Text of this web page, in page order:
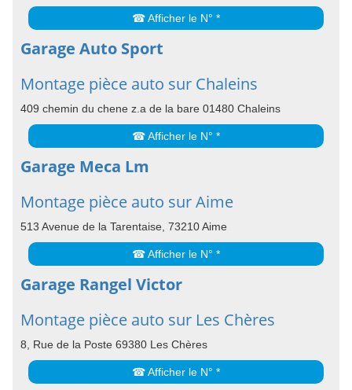
☎ Afficher le N° *
Garage Auto Sport
Montage pièce auto sur Chaleins
409 chemin du chene z.a de la bare 01480 Chaleins
☎ Afficher le N° *
Garage Meca Lm
Montage pièce auto sur Aime
513 Avenue de la Tarentaise, 73210 Aime
☎ Afficher le N° *
Garage Rangel Victor
Montage pièce auto sur Les Chères
8, Rue de la Poste 69380 Les Chères
☎ Afficher le N° *